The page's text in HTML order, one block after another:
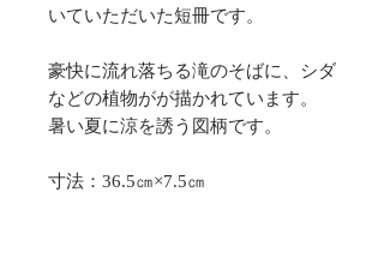
いていただいた短冊です。
豪快に流れ落ちる滝のそばに、シダ
などの植物がが描かれています。
暑い夏に涼を誘う図柄です。
寸法：36.5㎝×7.5㎝